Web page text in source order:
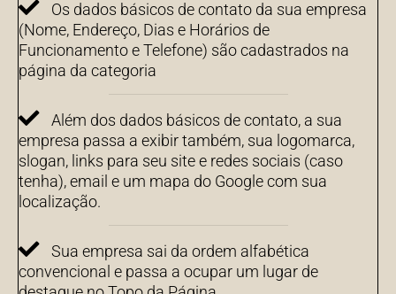
Os dados básicos de contato da sua empresa
(Nome, Endereço, Dias e Horários de
Funcionamento e Telefone) são cadastrados na
página da categoria
Além dos dados básicos de contato, a sua
empresa passa a exibir também, sua logomarca,
slogan, links para seu site e redes sociais (caso
tenha), email e um mapa do Google com sua
localização.
Sua empresa sai da ordem alfabética
convencional e passa a ocupar um lugar de